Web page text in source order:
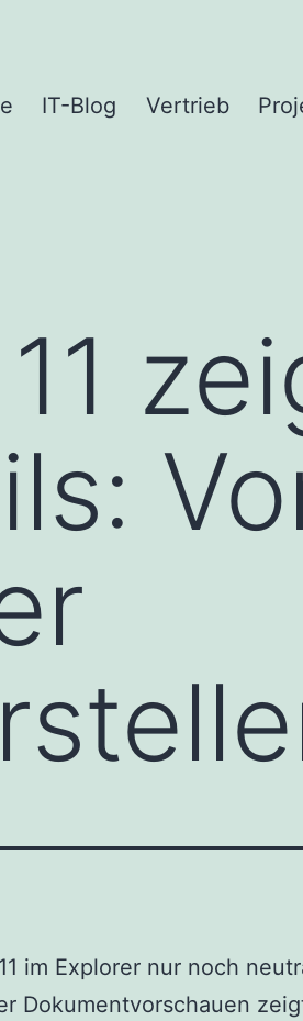
IT-Blog Vertrieb
im Explorer nur noch
Dokumentvorschauen